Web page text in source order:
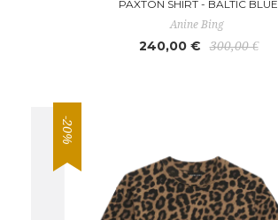
PAXTON SHIRT - BALTIC BLUE
Anine Bing
240,00 € 300,00 €
-20%